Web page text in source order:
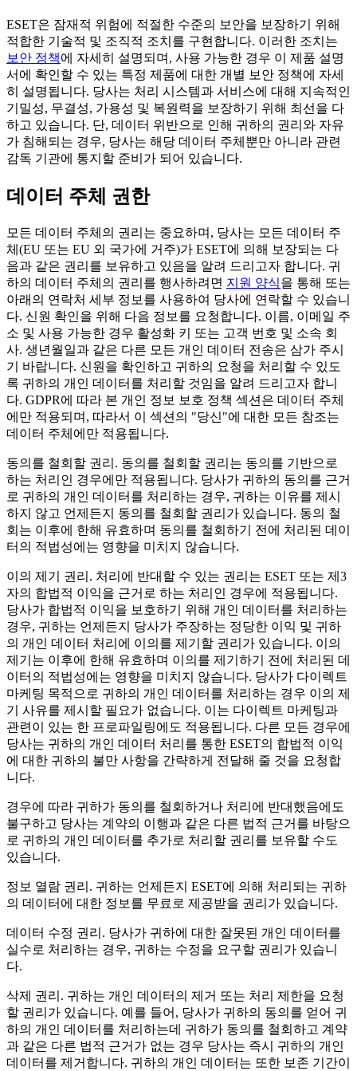
ESET은 잠재적 위험에 적절한 수준의 보안을 보장하기 위해
적합한 기술적 및 조직적 조치를 구현합니다. 이러한 조치는
보안 정책에 자세히 설명되며, 사용 가능한 경우 이 제품 설명
서에 확인할 수 있는 특정 제품에 대한 개별 보안 정책에 자세
히 설명됩니다. 당사는 처리 시스템과 서비스에 대해 지속적인
기밀성, 무결성, 가용성 및 복원력을 보장하기 위해 최선을 다
하고 있습니다. 단, 데이터 위반으로 인해 귀하의 권리와 자유
가 침해되는 경우, 당사는 해당 데이터 주체뿐만 아니라 관련
감독 기관에 통지할 준비가 되어 있습니다.
데이터 주체 권한
모든 데이터 주체의 권리는 중요하며, 당사는 모든 데이터 주
체(EU 또는 EU 외 국가에 거주)가 ESET에 의해 보장되는 다
음과 같은 권리를 보유하고 있음을 알려 드리고자 합니다. 귀
하의 데이터 주체의 권리를 행사하려면 지원 양식을 통해 또는
아래의 연락처 세부 정보를 사용하여 당사에 연락할 수 있습니
다. 신원 확인을 위해 다음 정보를 요청합니다. 이름, 이메일 주
소 및 사용 가능한 경우 활성화 키 또는 고객 번호 및 소속 회
사. 생년월일과 같은 다른 모든 개인 데이터 전송은 삼가 주시
기 바랍니다. 신원을 확인하고 귀하의 요청을 처리할 수 있도
록 귀하의 개인 데이터를 처리할 것임을 알려 드리고자 합니
다. GDPR에 따라 본 개인 정보 보호 정책 섹션은 데이터 주체
에만 적용되며, 따라서 이 섹션의 "당신"에 대한 모든 참조는
데이터 주체에만 적용됩니다.
동의를 철회할 권리. 동의를 철회할 권리는 동의를 기반으로
하는 처리인 경우에만 적용됩니다. 당사가 귀하의 동의를 근거
로 귀하의 개인 데이터를 처리하는 경우, 귀하는 이유를 제시
하지 않고 언제든지 동의를 철회할 권리가 있습니다. 동의 철
회는 이후에 한해 유효하며 동의를 철회하기 전에 처리된 데이
터의 적법성에는 영향을 미치지 않습니다.
이의 제기 권리. 처리에 반대할 수 있는 권리는 ESET 또는 제3
자의 합법적 이익을 근거로 하는 처리인 경우에 적용됩니다.
당사가 합법적 이익을 보호하기 위해 개인 데이터를 처리하는
경우, 귀하는 언제든지 당사가 주장하는 정당한 이익 및 귀하
의 개인 데이터 처리에 이의를 제기할 권리가 있습니다. 이의
제기는 이후에 한해 유효하며 이의를 제기하기 전에 처리된 데
이터의 적법성에는 영향을 미치지 않습니다. 당사가 다이렉트
마케팅 목적으로 귀하의 개인 데이터를 처리하는 경우 이의 제
기 사유를 제시할 필요가 없습니다. 이는 다이렉트 마케팅과
관련이 있는 한 프로파일링에도 적용됩니다. 다른 모든 경우에
당사는 귀하의 개인 데이터 처리를 통한 ESET의 합법적 이익
에 대한 귀하의 불만 사항을 간략하게 전달해 줄 것을 요청합
니다.
경우에 따라 귀하가 동의를 철회하거나 처리에 반대했음에도
불구하고 당사는 계약의 이행과 같은 다른 법적 근거를 바탕으
로 귀하의 개인 데이터를 추가로 처리할 권리를 보유할 수도
있습니다.
정보 열람 권리. 귀하는 언제든지 ESET에 의해 처리되는 귀하
의 데이터에 대한 정보를 무료로 제공받을 권리가 있습니다.
데이터 수정 권리. 당사가 귀하에 대한 잘못된 개인 데이터를
실수로 처리하는 경우, 귀하는 수정을 요구할 권리가 있습니
다.
삭제 권리. 귀하는 개인 데이터의 제거 또는 처리 제한을 요청
할 권리가 있습니다. 예를 들어, 당사가 귀하의 동의를 얻어 귀
하의 개인 데이터를 처리하는데 귀하가 동의를 철회하고 계약
과 같은 다른 법적 근거가 없는 경우 당사는 즉시 귀하의 개인
데이터를 제거합니다. 귀하의 개인 데이터는 또한 보존 기간이